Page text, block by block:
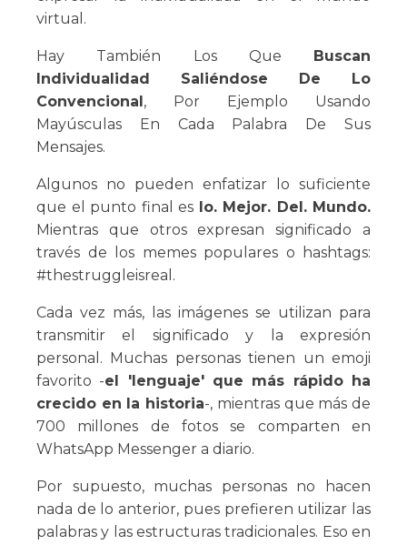
virtual.
Hay También Los Que
Buscan
Individualidad Saliéndose De Lo
Convencional , Por Ejemplo Usando
Mayúsculas En Cada Palabra De Sus
Mensajes.
Algunos no pueden enfatizar lo suficiente
que el punto final es
lo. Mejor. Del. Mundo.
Mientras que otros expresan significado a
través de los memes populares o hashtags:
#thestruggleisreal.
Cada vez más, las imágenes se utilizan para
transmitir el significado y la expresión
personal. Muchas personas tienen un emoji
favorito -el 'lenguaje' que más rápido ha
crecido en la historia-, mientras que más de
700 millones de fotos se comparten en
WhatsApp Messenger a diario.
Por supuesto, muchas personas no hacen
nada de lo anterior, pues prefieren utilizar las
palabras y las estructuras tradicionales. Eso en